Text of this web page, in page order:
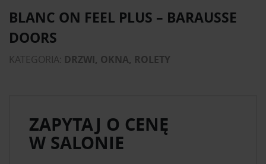
BLANC ON FEEL PLUS – BARAUSSE
DOORS
KATEGORIA: DRZWI, OKNA, ROLETY
ZAPYTAJ O CENĘ
W SALONIE